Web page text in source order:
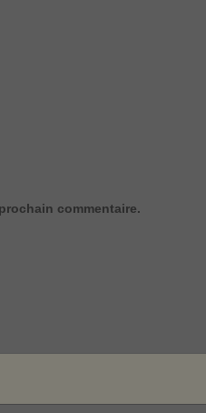
commentaire.